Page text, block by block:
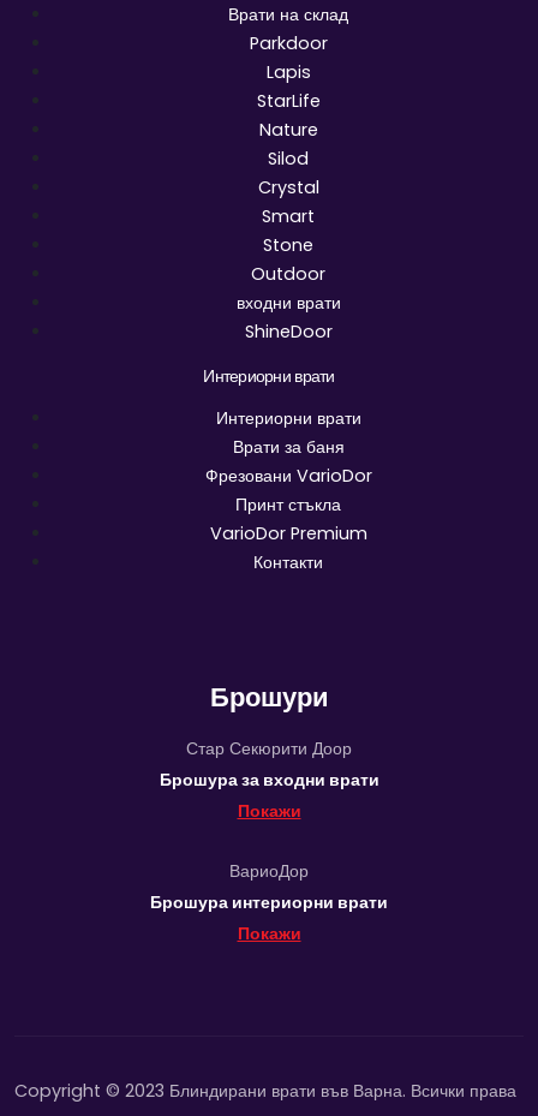
Врати на склад
Parkdoor
Lapis
StarLife
Nature
Silod
Crystal
Smart
Stone
Outdoor
входни врати
ShineDoor
Интериорни врати
Интериорни врати
Врати за баня
Фрезовани VarioDor
Принт стъкла
VarioDor Premium
Контакти
Брошури
Стар Секюрити Доор
Брошура за входни врати
Покажи
ВариоДор
Брошура интериорни врати
Покажи
Copyright © 2023 Блиндирани врати във Варна. Всички права